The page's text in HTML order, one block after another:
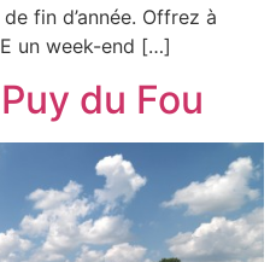
fin d’année. Offrez à
un week-end […]
du Fou